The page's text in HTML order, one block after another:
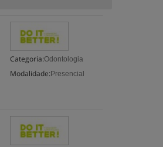
Categoria:Odontologia
Modalidade: Presencial